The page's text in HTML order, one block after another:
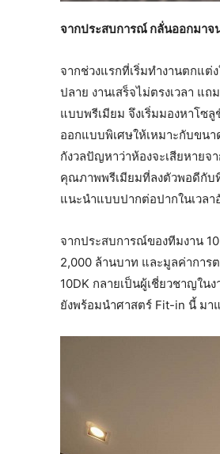
จากประสบการณ์ กลั่นออกมา
จากช่วงแรกที่เริ่มทำงานตกแ
ปลาย งานเสร็จไม่ตรงเวลา แ
แบบพรีเมียม จึงเริ่มมองหาโซ
ออกแบบพิเศษให้เหมาะกับขน
กังวลปัญหาว่าห้องจะเสียหายจ
คุณภาพพรีเมียมที่ลงตัวพอดีกับ
แนะนำแบบปากต่อปากในเวลา
จากประสบการณ์ของทีมงาน
2,000 ล้านบาท และมูลค่าการ
10DK กลายเป็นผู้เชี่ยวชาญใน
ยังพร้อมนำศาสตร์ Fit-in นี้ ม